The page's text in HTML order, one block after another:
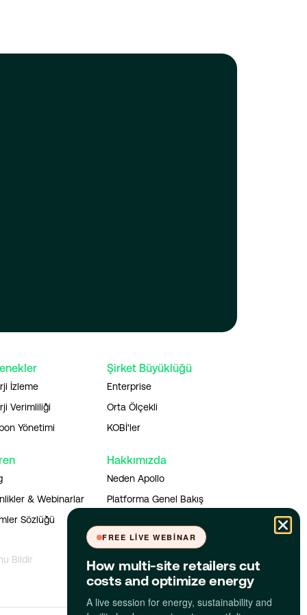
İzleme
Verimliliği
Yönetimi
Şirket Büyüklüğü
Enterprise
Orta Ölçekli
KOBİ'ler
& Webinarlar
Sözlüğü
Hakkımızda
Neden Apollo
Platforma Genel Bakış
Bildir
FREE LIVE WEBINAR
How multi-site retailers cut
costs and optimize energy
A live session for energy, sustainability and